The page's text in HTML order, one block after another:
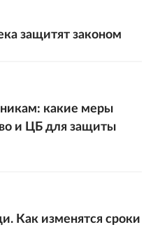
защитят законом
какие меры
и ЦБ для защиты
Как изменятся сроки